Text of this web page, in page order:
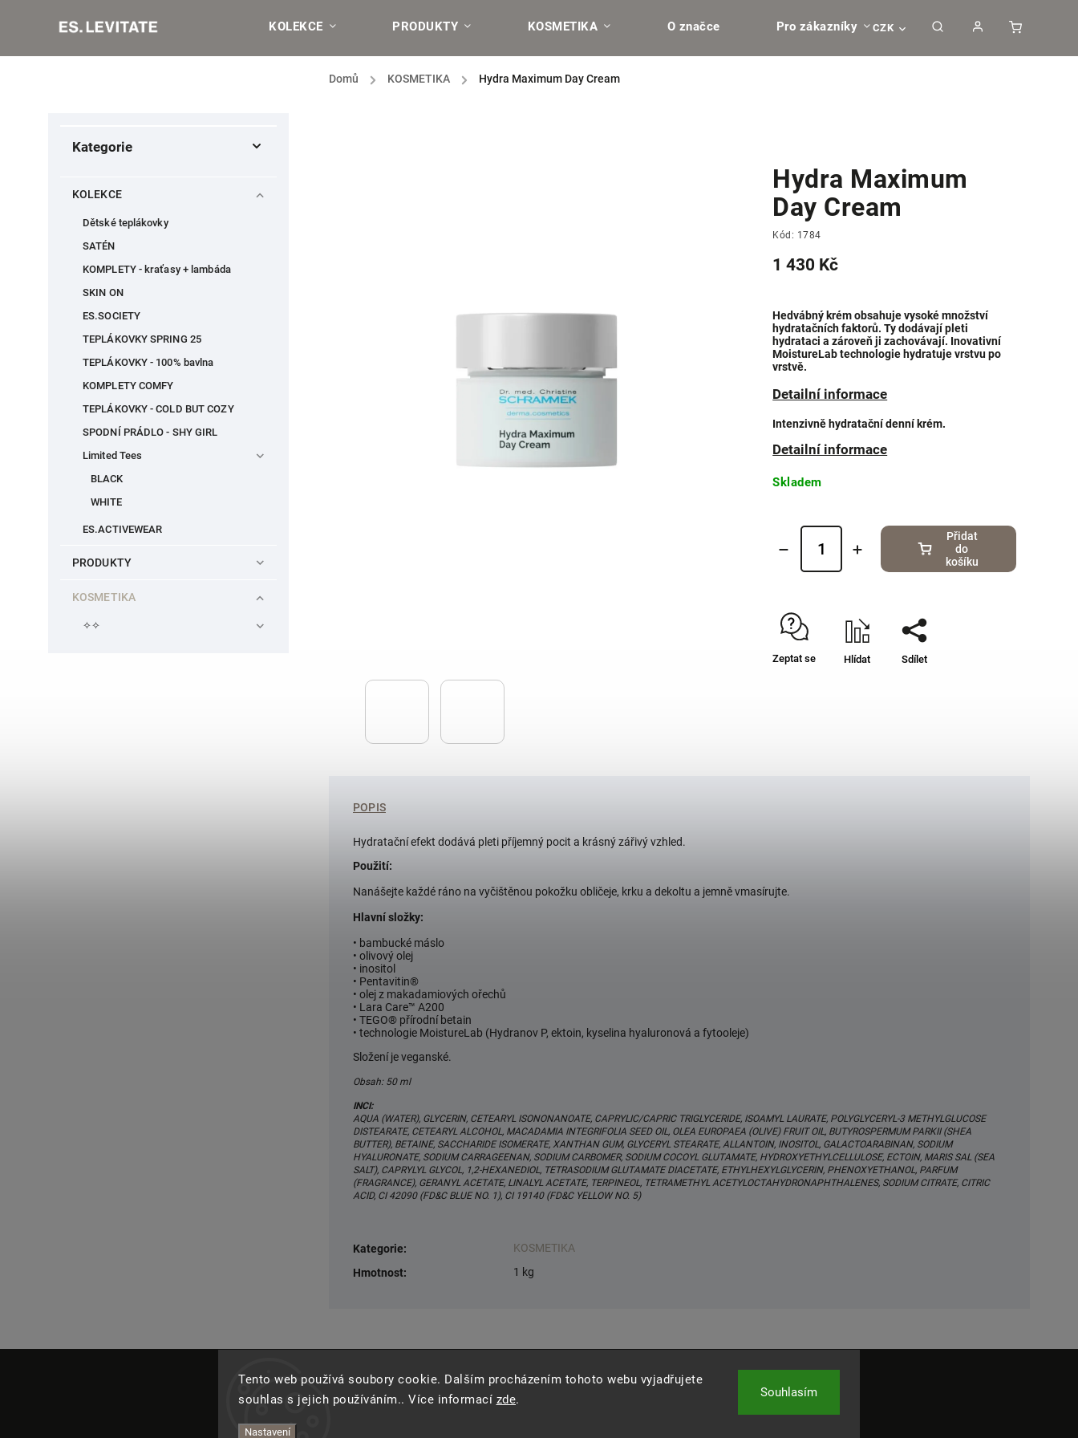
Tento web používá soubory cookie. Dalším procházením tohoto webu vyjadřujete
souhlas s jejich používáním.. Více informací zde.
Nastavení
Souhlasím
CZK
KOLEKCE PRODUKTY KOSMETIKA O značce Pro zákazníky
Domů / KOSMETIKA / Hydra Maximum Day Cream
Kategorie
KOLEKCE
Dětské teplákovky
SATÉN
KOMPLETY - kraťasy + lambáda
SKIN ON
ES.SOCIETY
TEPLÁKOVKY SPRING 25
TEPLÁKOVKY - 100% bavlna
KOMPLETY COMFY
TEPLÁKOVKY - COLD BUT COZY
SPODNÍ PRÁDLO - SHY GIRL
Limited Tees
BLACK
WHITE
ES.ACTIVEWEAR
PRODUKTY
KOSMETIKA
✧✧
Hydra Maximum
Day Cream
Kód: 1784
1 430 Kč
Hedvábný krém obsahuje vysoké množství
hydratačních faktorů. Ty dodávají pleti
hydrataci a zároveň ji zachovávají. Inovativní
MoistureLab technologie hydratuje vrstvu po
vrstvě.
Detailní informace
Intenzivně hydratační denní krém.
Detailní informace
Skladem
Přidat
do
košíku
Zeptat se Hlídat Sdílet
POPIS
Hydratační efekt dodává pleti příjemný pocit a krásný zářivý vzhled.
Použití:
Nanášejte každé ráno na vyčištěnou pokožku obličeje, krku a dekoltu a jemně vmasírujte.
Hlavní složky:
• bambucké máslo
• olivový olej
• inositol
• Pentavitin®
• olej z makadamiových ořechů
• Lara Care™ A200
• TEGO® přírodní betain
• technologie MoistureLab (Hydranov P, ektoin, kyselina hyaluronová a fytooleje)
Složení je veganské.
Obsah: 50 ml
INCI:
AQUA (WATER), GLYCERIN, CETEARYL ISONONANOATE, CAPRYLIC/CAPRIC TRIGLYCERIDE, ISOAMYL LAURATE, POLYGLYCERYL-3 METHYLGLUCOSE
DISTEARATE, CETEARYL ALCOHOL, MACADAMIA INTEGRIFOLIA SEED OIL, OLEA EUROPAEA (OLIVE) FRUIT OIL, BUTYROSPERMUM PARKII (SHEA
BUTTER), BETAINE, SACCHARIDE ISOMERATE, XANTHAN GUM, GLYCERYL STEARATE, ALLANTOIN, INOSITOL, GALACTOARABINAN, SODIUM
HYALURONATE, SODIUM CARRAGEENAN, SODIUM CARBOMER, SODIUM COCOYL GLUTAMATE, HYDROXYETHYLCELLULOSE, ECTOIN, MARIS SAL (SEA
SALT), CAPRYLYL GLYCOL, 1,2-HEXANEDIOL, TETRASODIUM GLUTAMATE DIACETATE, ETHYLHEXYLGLYCERIN, PHENOXYETHANOL, PARFUM
(FRAGRANCE), GERANYL ACETATE, LINALYL ACETATE, TERPINEOL, TETRAMETHYL ACETYLOCTAHYDRONAPHTHALENES, SODIUM CITRATE, CITRIC
ACID, CI 42090 (FD&C BLUE NO. 1), CI 19140 (FD&C YELLOW NO. 5)
Kategorie:
KOSMETIKA
Hmotnost: 1 kg